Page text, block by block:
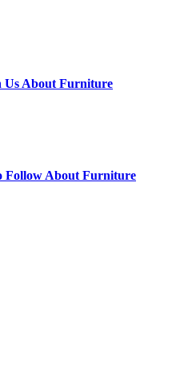
Us About Furniture
Follow About Furniture